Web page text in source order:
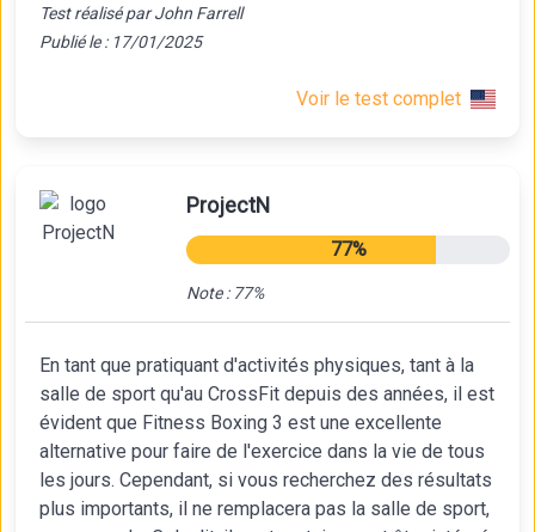
Test réalisé par John Farrell
Publié le : 17/01/2025
Voir le test complet
ProjectN
77%
Note : 77%
En tant que pratiquant d'activités physiques, tant à la
salle de sport qu'au CrossFit depuis des années, il est
évident que Fitness Boxing 3 est une excellente
alternative pour faire de l'exercice dans la vie de tous
les jours. Cependant, si vous recherchez des résultats
plus importants, il ne remplacera pas la salle de sport,